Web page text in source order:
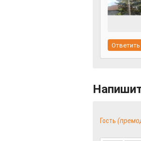
Гость